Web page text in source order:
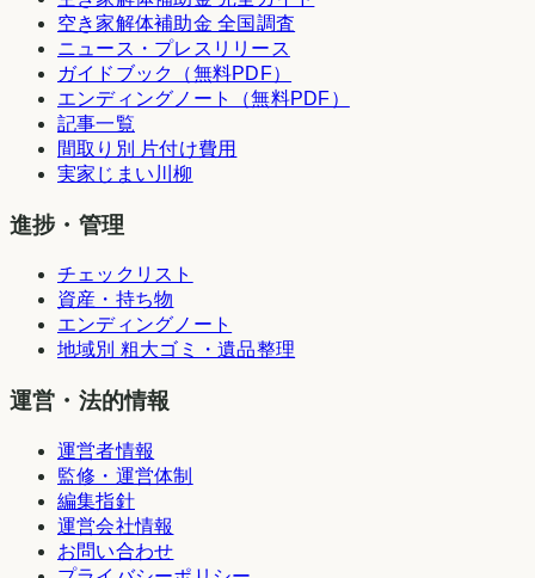
空き家解体補助金 全国調査
ニュース・プレスリリース
ガイドブック（無料PDF）
エンディングノート（無料PDF）
記事一覧
間取り別 片付け費用
実家じまい川柳
進捗・管理
チェックリスト
資産・持ち物
エンディングノート
地域別 粗大ゴミ・遺品整理
運営・法的情報
運営者情報
監修・運営体制
編集指針
運営会社情報
お問い合わせ